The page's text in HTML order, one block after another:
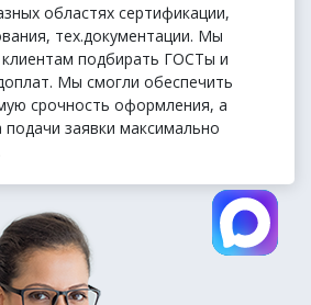
областях сертификации,
тех.документации. Мы
подбирать ГОСТы и
Мы смогли обеспечить
срочность оформления, а
подачи заявки максимально